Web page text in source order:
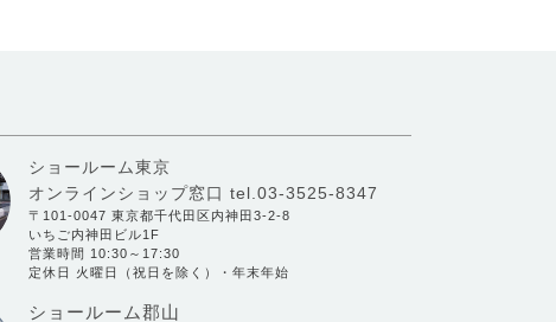
ショールーム東京
オンラインショップ窓口 tel.03-3525-8347
〒101-0047 東京都千代田区内神田3-2-8
いちご内神田ビル1F
営業時間 10:30～17:30
定休日 火曜日（祝日を除く）・年末年始
ショールーム郡山